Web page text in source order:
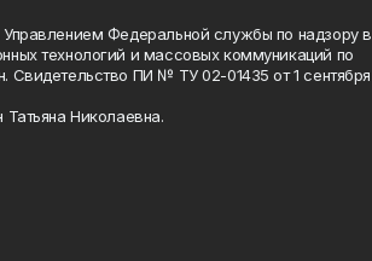
Управлением Федеральной службы по надзору в
технологий и массовых коммуникаций по
Свидетельство ПИ № ТУ 02-01435 от 1 сентября
Татьяна Николаевна.